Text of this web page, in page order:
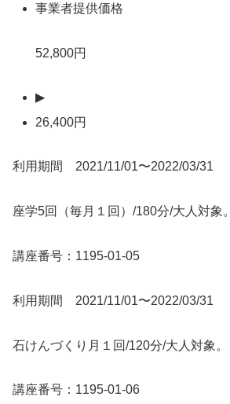
事業者提供価格
52,800円
▶
26,400円
利用期間 2021/11/01〜2022/03/31
座学5回（毎月１回）/180分/大人対象。
講座番号：1195-01-05
利用期間 2021/11/01〜2022/03/31
石けんづくり月１回/120分/大人対象。
講座番号：1195-01-06